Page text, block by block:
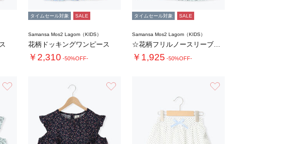
タイムセール対象 SALE
Samansa Mos2 Lagom（KIDS）
花柄ドッキングワンピース
￥2,310 -50%OFF-
タイムセール対象 SALE
Samansa Mos2 Lagom（KIDS）
￥1,925 -50%OFF-